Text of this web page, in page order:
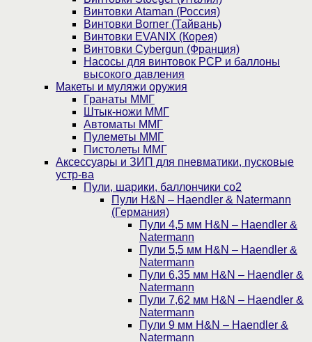
Винтовки Ataman (Россия)
Винтовки Borner (Тайвань)
Винтовки EVANIX (Корея)
Винтовки Cybergun (Франция)
Насосы для винтовок PCP и баллоны
высокого давления
Макеты и муляжи оружия
Гранаты ММГ
Штык-ножи ММГ
Автоматы ММГ
Пулеметы ММГ
Пистолеты ММГ
Аксессуары и ЗИП для пневматики, пусковые
устр-ва
Пули, шарики, баллончики со2
Пули H&N – Haendler & Natermann
(Германия)
Пули 4,5 мм H&N – Haendler &
Natermann
Пули 5,5 мм H&N – Haendler &
Natermann
Пули 6,35 мм H&N – Haendler &
Natermann
Пули 7,62 мм H&N – Haendler &
Natermann
Пули 9 мм H&N – Haendler &
Natermann